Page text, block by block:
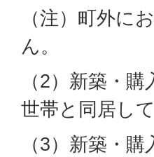
（注）町外に
ん。
（2）新築・
世帯と同居し
（3）新築・